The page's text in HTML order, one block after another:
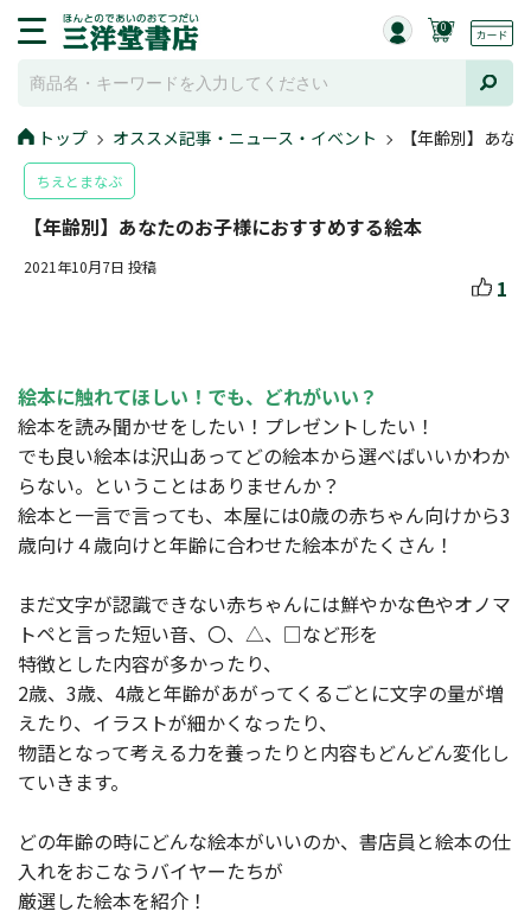
0
トップ オススメ記事・ニュース・イベント 【年齢別】あな
ちえとまなぶ
【年齢別】あなたのお子様におすすめする絵本
2021年10月7日 投稿
1
絵本に触れてほしい！でも、どれがいい？
絵本を読み聞かせをしたい！プレゼントしたい！
でも良い絵本は沢山あってどの絵本から選べばいいかわか
らない。ということはありませんか？
絵本と一言で言っても、本屋には0歳の赤ちゃん向けから3
歳向け４歳向けと年齢に合わせた絵本がたくさん！
まだ文字が認識できない赤ちゃんには鮮やかな色やオノマ
トペと言った短い音、〇、△、□など形を
特徴とした内容が多かったり、
2歳、3歳、4歳と年齢があがってくるごとに文字の量が増
えたり、イラストが細かくなったり、
物語となって考える力を養ったりと内容もどんどん変化し
ていきます。
どの年齢の時にどんな絵本がいいのか、書店員と絵本の仕
入れをおこなうバイヤーたちが
厳選した絵本を紹介！